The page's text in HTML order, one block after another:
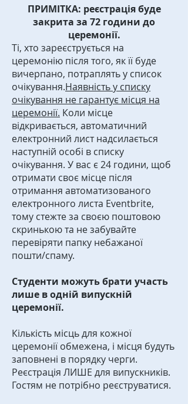
ПРИМІТКА: реєстрація буде
закрита за 72 години до
церемонії.
Ті, хто зареєструється на
церемонію після того, як її буде
вичерпано, потраплять у список
очікування.Наявність у списку
очікування не гарантує місця на
церемонії. Коли місце
відкривається, автоматичний
електронний лист надсилається
наступній особі в списку
очікування. У вас є 24 години, щоб
отримати своє місце після
отримання автоматизованого
електронного листа Eventbrite,
тому стежте за своєю поштовою
скринькою та не забувайте
перевіряти папку небажаної
пошти/спаму.
Студенти можуть брати участь
лише в одній випускній
церемонії.
Кількість місць для кожної
церемонії обмежена, і місця будуть
заповнені в порядку черги.
Реєстрація ЛИШЕ для випускників.
Гостям не потрібно реєструватися.